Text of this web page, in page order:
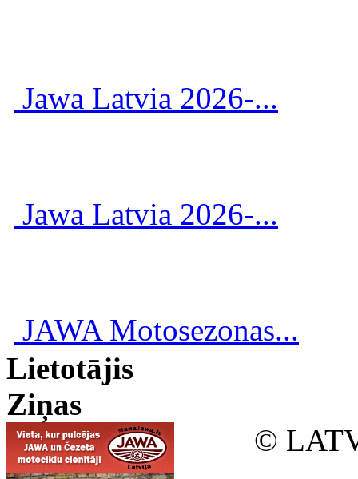
Jawa Latvia 2026-...
Jawa Latvia 2026-...
JAWA Motosezonas...
Lietotājis
Ziņas
©